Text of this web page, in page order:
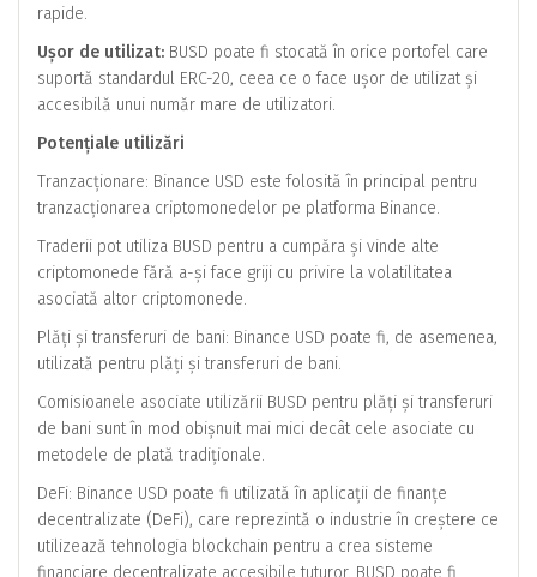
rapide.
Ușor de utilizat: BUSD poate fi stocată în orice portofel care
suportă standardul ERC-20, ceea ce o face ușor de utilizat și
accesibilă unui număr mare de utilizatori.
Potențiale utilizări
Tranzacționare: Binance USD este folosită în principal pentru
tranzacționarea criptomonedelor pe platforma Binance.
Traderii pot utiliza BUSD pentru a cumpăra și vinde alte
criptomonede fără a-și face griji cu privire la volatilitatea
asociată altor criptomonede.
Plăți și transferuri de bani: Binance USD poate fi, de asemenea,
utilizată pentru plăți și transferuri de bani.
Comisioanele asociate utilizării BUSD pentru plăți și transferuri
de bani sunt în mod obișnuit mai mici decât cele asociate cu
metodele de plată tradiționale.
DeFi: Binance USD poate fi utilizată în aplicații de finanțe
decentralizate (DeFi), care reprezintă o industrie în creștere ce
utilizează tehnologia blockchain pentru a crea sisteme
financiare decentralizate accesibile tuturor. BUSD poate fi